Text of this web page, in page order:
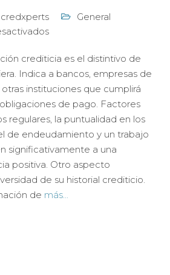
credxperts
General
crediticia es el distintivo de
Indica a bancos, empresas de
instituciones que cumplirá
de pago. Factores
regulares, la puntualidad en los
de endeudamiento y un trabajo
significativamente a una
positiva. Otro aspecto
de su historial crediticio.
de más...